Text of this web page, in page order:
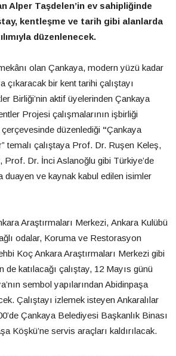
Alper Taşdelen’in ev sahipliğinde
kentleşme ve tarih gibi alanlarda
düzenlenecek.
olan Çankaya, modern yüzü kadar
çıkaracak bir kent tarihi çalıştayı
Birliği’nin aktif üyelerinden Çankaya
Projesi çalışmalarının işbirliği
düzenlediği “Çankaya
temalı çalıştaya Prof. Dr. Ruşen Keleş,
Prof. Dr. İnci Aslanoğlu gibi Türkiye’de
duayen ve kaynak kabul edilen isimler
Araştırmaları Merkezi, Ankara Kulübü
odalar, Koruma ve Restorasyon
Koç Ankara Araştırmaları Merkezi gibi
katılacağı çalıştay, 12 Mayıs günü
sembol yapılarından Abidinpaşa
Çalıştayı izlemek isteyen Ankaralılar
Çankaya Belediyesi Başkanlık Binası
Köşkü’ne servis araçları kaldırılacak.